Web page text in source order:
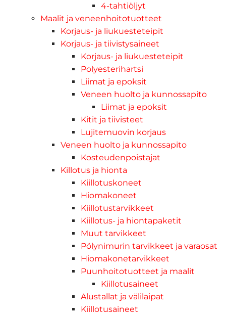
4-tahtiöljyt
Maalit ja veneenhoitotuotteet
Korjaus- ja liukuesteteipit
Korjaus- ja tiivistysaineet
Korjaus- ja liukuesteteipit
Polyesterihartsi
Liimat ja epoksit
Veneen huolto ja kunnossapito
Liimat ja epoksit
Kitit ja tiivisteet
Lujitemuovin korjaus
Veneen huolto ja kunnossapito
Kosteudenpoistajat
Killotus ja hionta
Kiillotuskoneet
Hiomakoneet
Kiillotustarvikkeet
Kiillotus- ja hiontapaketit
Muut tarvikkeet
Pölynimurin tarvikkeet ja varaosat
Hiomakonetarvikkeet
Puunhoitotuotteet ja maalit
Kiillotusaineet
Alustallat ja välilaipat
Kiillotusaineet